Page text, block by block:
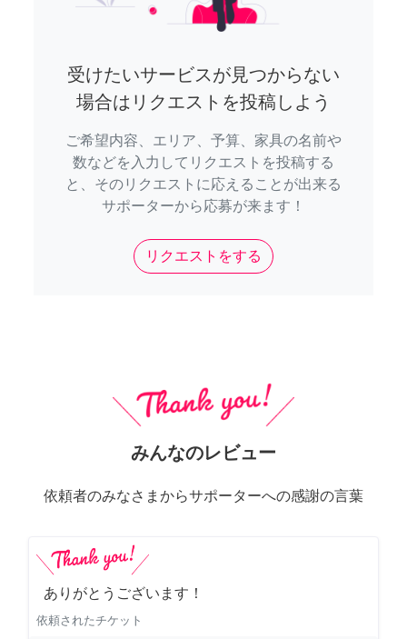
受けたいサービスが見つからない
場合はリクエストを投稿しよう
ご希望内容、エリア、予算、家具の名前や
数などを入力してリクエストを投稿する
と、そのリクエストに応えることが出来る
サポーターから応募が来ます！
リクエストをする
みんなのレビュー
依頼者のみなさまからサポーターへの感謝の言葉
ありがとうございます！
依頼されたチケット